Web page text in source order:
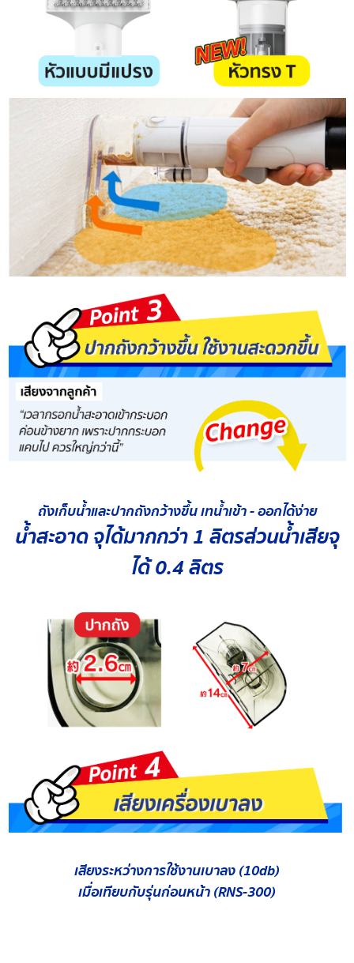
ถังเก็บน้ำและปากถังกว้างขึ้น เทน้ำเข้า - ออกได้ง่าย
น้ำสะอาด จุได้มากกว่า 1 ลิตรส่วนน้ำเสียจุ
ได้ 0.4 ลิตร
เสียงระหว่างการใช้งานเบาลง (10db)
เมื่อเทียบกับรุ่นก่อนหน้า (RNS-300)